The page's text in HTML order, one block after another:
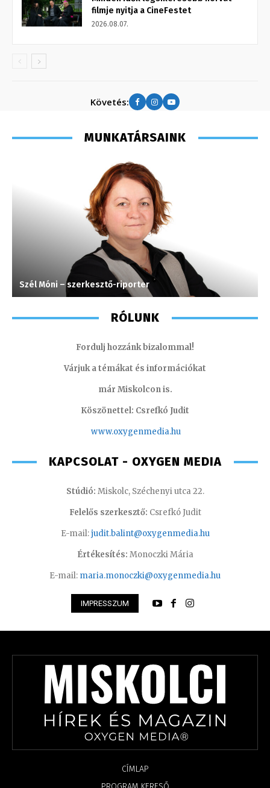
filmje nyitja a CineFestet
2026.08.07.
Követés:
MUNKATÁRSAINK
Szél Móni – szerkesztő-riporter
RÓLUNK
Fordulj hozzánk bizalommal!
Várjuk a témákat és információkat
már Miskolcon is.
Köszönettel: Csrefkó Judit
www.oxygenmedia.hu
KAPCSOLAT - OXYGEN MEDIA
Stúdió: Miskolc, Széchenyi utca 22.
Felelős szerkesztő: Csrefkó Judit
E-mail:judit.balint@oxygenmedia.hu
Értékesítés: Monoczki Mária
E-mail: maria.monoczki@oxygenmedia.hu
IMPRESSZUM
CÍMLAP